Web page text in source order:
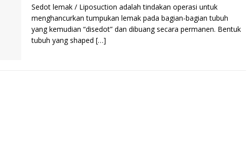
Sedot lemak / Liposuction adalah tindakan operasi untuk
menghancurkan tumpukan lemak pada bagian-bagian tubuh
yang kemudian “disedot” dan dibuang secara permanen. Bentuk
tubuh yang shaped […]